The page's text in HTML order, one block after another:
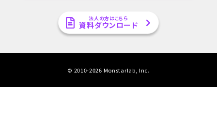
法人の方はこちら
資料ダウンロード
© 2010-2026 Monstarlab, Inc.